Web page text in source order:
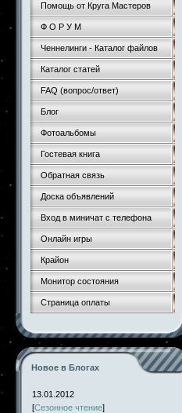
Помощь от Круга Мастеров
Ф О Р У М
Ченнелинги - Каталог файлов
Каталог статей
FAQ (вопрос/ответ)
Блог
Фотоальбомы
Гостевая книга
Обратная связь
Доска объявлений
Вход в миничат с телефона
Онлайн игры
Крайон
Монитор состояния
Страница оплаты
Новое в Блогах
13.01.2012
[Сезонное чтение]